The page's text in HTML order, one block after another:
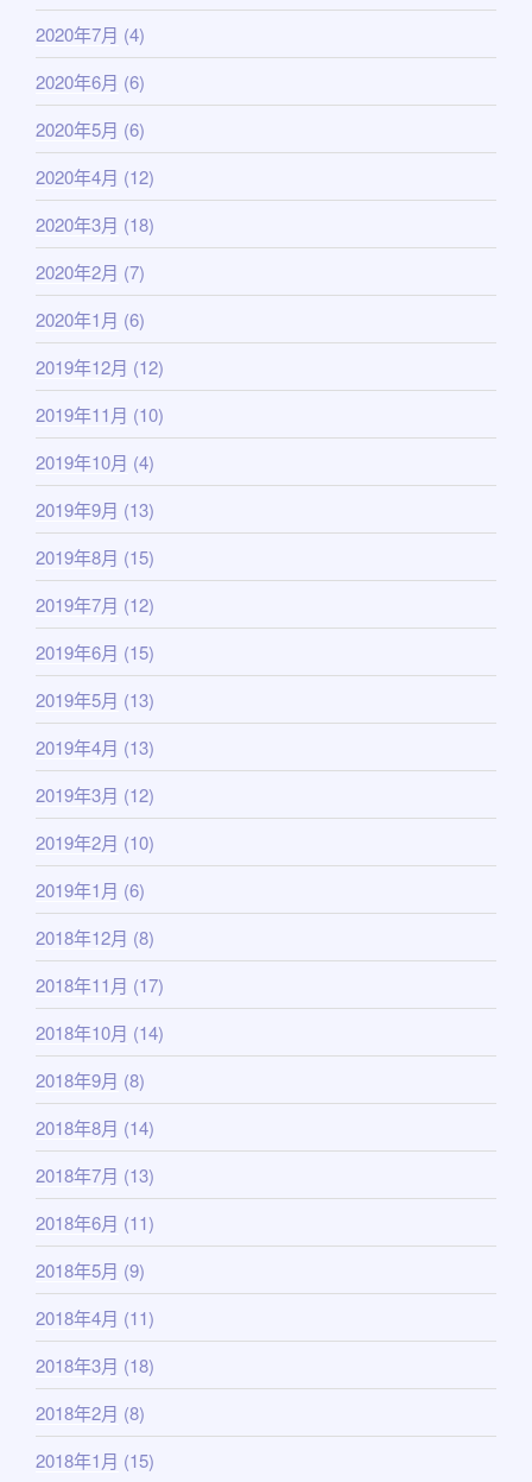
2020年7月 (4)
2020年6月 (6)
2020年5月 (6)
2020年4月 (12)
2020年3月 (18)
2020年2月 (7)
2020年1月 (6)
2019年12月 (12)
2019年11月 (10)
2019年10月 (4)
2019年9月 (13)
2019年8月 (15)
2019年7月 (12)
2019年6月 (15)
2019年5月 (13)
2019年4月 (13)
2019年3月 (12)
2019年2月 (10)
2019年1月 (6)
2018年12月 (8)
2018年11月 (17)
2018年10月 (14)
2018年9月 (8)
2018年8月 (14)
2018年7月 (13)
2018年6月 (11)
2018年5月 (9)
2018年4月 (11)
2018年3月 (18)
2018年2月 (8)
2018年1月 (15)